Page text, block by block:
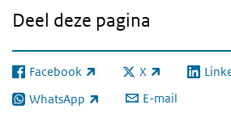
Deel deze pagina
Facebook
(externe link) X
(externe link)
WhatsApp
(externe link) E-mail